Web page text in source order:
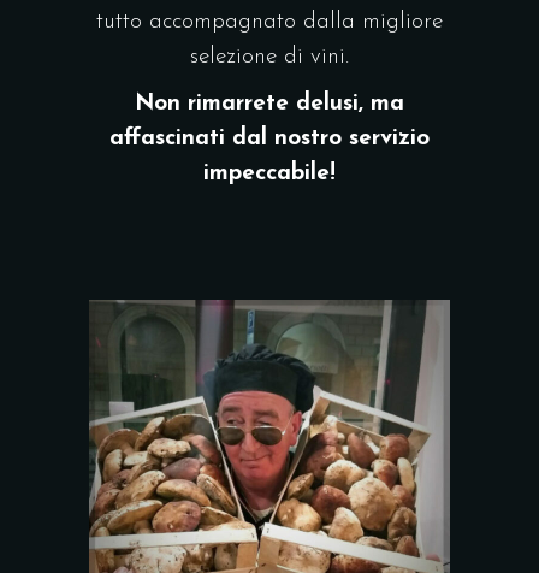
tutto accompagnato dalla migliore
selezione di vini.
Non rimarrete delusi, ma
affascinati dal nostro servizio
impeccabile!